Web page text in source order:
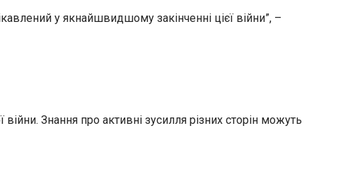
у якнайшвидшому закінченні цієї війни”, –
Знання про активні зусилля різних сторін можуть